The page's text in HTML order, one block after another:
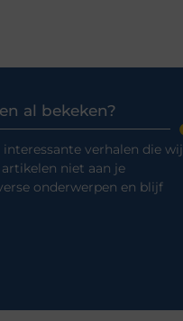
al bekeken?
verhalen die wij
niet aan je
onderwerpen en blijf